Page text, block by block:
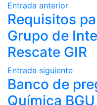
Entrada anterior
Requisitos
Grupo de
Rescate GIR
Entrada siguiente
Banco de
Química